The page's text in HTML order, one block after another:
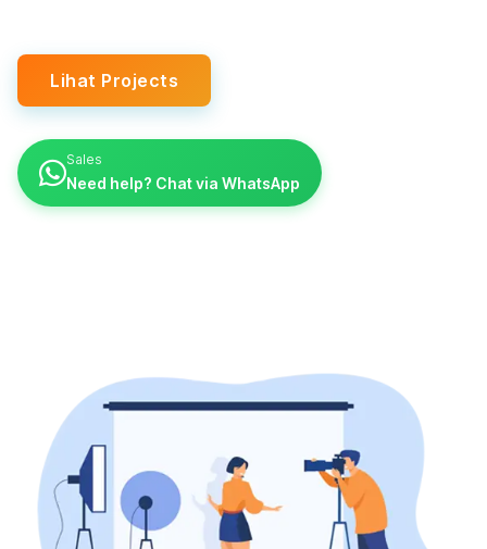
Lihat Projects
Sales
Need help? Chat via WhatsApp